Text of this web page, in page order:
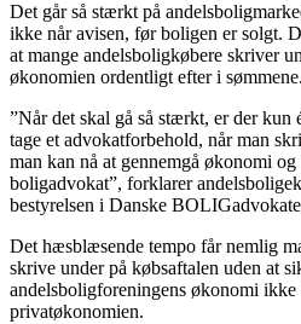
Det går så stærkt på
ikke når avisen, før boligen er solgt.
at mange andelsboligkøbere skriver
økonomien ordentligt efter i sømmene.
”Når det skal gå så stærkt, er der kun
tage et advokatforbehold, når man
man kan nå at gennemgå økonomi
boligadvokat”, forklarer
bestyrelsen i Danske
Det hæsblæsende tempo får nemlig
skrive under på købsaftalen uden at
andelsboligforeningens økonomi
privatøkonomien.